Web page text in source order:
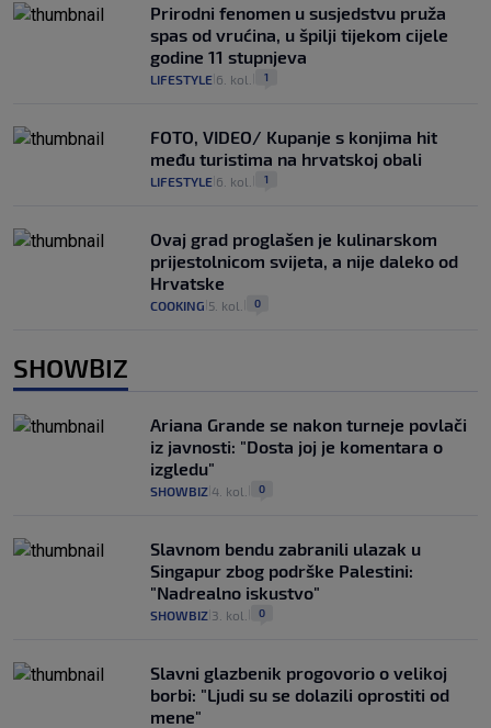
Prirodni fenomen u susjedstvu pruža
spas od vrućina, u špilji tijekom cijele
godine 11 stupnjeva
LIFESTYLE 6. kol. 1
FOTO, VIDEO/ Kupanje s konjima hit
među turistima na hrvatskoj obali
LIFESTYLE 6. kol. 1
Ovaj grad proglašen je kulinarskom
prijestolnicom svijeta, a nije daleko od
Hrvatske
COOKING 5. kol. 0
SHOWBIZ
Ariana Grande se nakon turneje povlači
iz javnosti: "Dosta joj je komentara o
izgledu"
SHOWBIZ 4. kol. 0
Slavnom bendu zabranili ulazak u
Singapur zbog podrške Palestini:
"Nadrealno iskustvo"
SHOWBIZ 3. kol. 0
Slavni glazbenik progovorio o velikoj
borbi: "Ljudi su se dolazili oprostiti od
mene"